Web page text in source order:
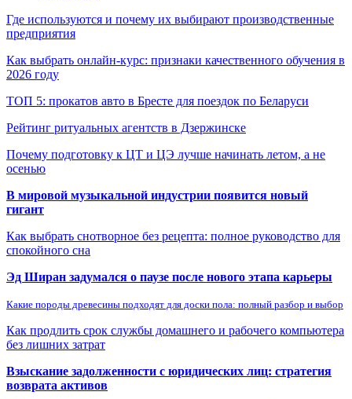
Где используются и почему их выбирают производственные
предприятия
Как выбрать онлайн-курс: признаки качественного обучения в
2026 году
ТОП 5: прокатов авто в Бресте для поездок по Беларуси
Рейтинг ритуальных агентств в Дзержинске
Почему подготовку к ЦТ и ЦЭ лучше начинать летом, а не
осенью
В мировой музыкальной индустрии появится новый
гигант
Как выбрать снотворное без рецепта: полное руководство для
спокойного сна
Эд Ширан задумался о паузе после нового этапа карьеры
Какие породы древесины подходят для доски пола: полный разбор и выбор
Как продлить срок службы домашнего и рабочего компьютера
без лишних затрат
Взыскание задолженности с юридических лиц: стратегия
возврата активов